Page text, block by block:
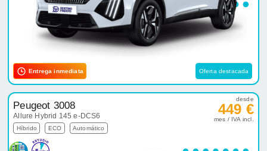
Entrega inmediata Oferta destacada
Peugeot 3008
Allure Hybrid 145 e-DCS6
Híbrido ECO Automático
desde
449 €
mes / IVA incl.